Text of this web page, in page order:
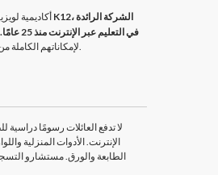
أكاديمية
في التعليم عبر الإنترنت منذ 25 عامًا.
لإمكاناتهم الكاملة من خلال التدريس الملهم والتعلم المخصص.
لا تدفع العائلات رسومًا
الإنترنت. الأدوات المنزلية
الطابعة والورق. مستشارو